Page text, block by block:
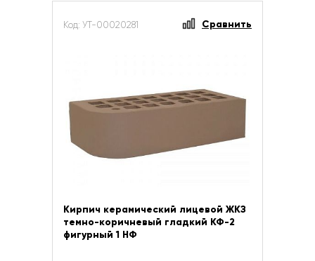
Код: УТ-00020281 Сравнить
Кирпич керамический лицевой ЖКЗ
темно-коричневый гладкий КФ-2
фигурный 1 НФ